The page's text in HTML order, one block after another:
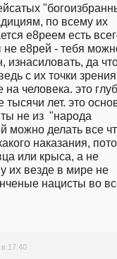
по всему их
е8реем есть
е8рей - тебя
изнасиловать, да
с их точки
человека. это
тысячи лет. это
не из  "народа
можно делать все
наказания,
или крыса, а не
их везде в мире не
нацисты во
17:40